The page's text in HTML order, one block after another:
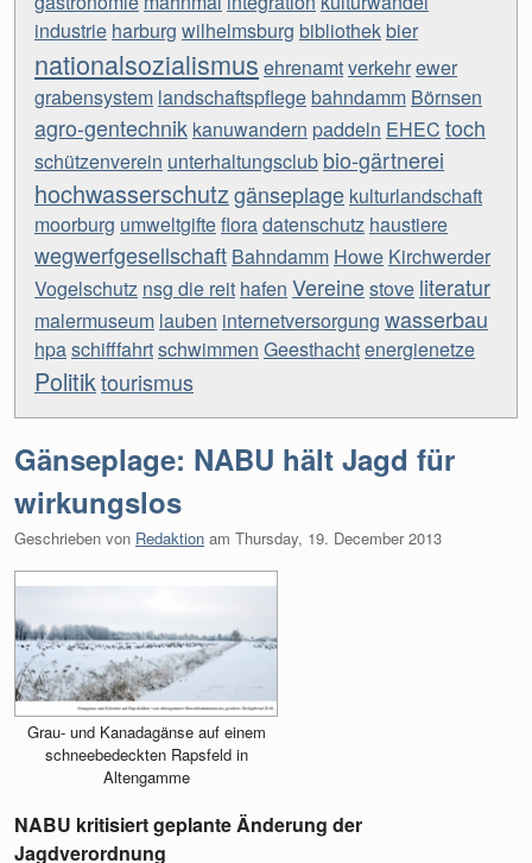
industrie harburg wilhelmsburg bibliothekbier
nationalsozialismus ehrenamtverkehrewer
grabensystem landschaftspflegebahndamm Börnsen
agro-gentechnik kanuwandern paddeln EHEC toch
schützenverein unterhaltungsclub bio-gärtnerei
hochwasserschutzgänseplage kulturlandschaft
moorburg umweltgiftefloradatenschutz haustiere
wegwerfgesellschaft Bahndamm Howe Kirchwerder
Vogelschutz nsg die reit hafen Vereinestove literatur
malermuseum lauben internetversorgung wasserbau
hpaschifffahrtschwimmen Geesthachtenergienetze
Politiktourismus
Gänseplage: NABU hält Jagd für
wirkungslos
Geschrieben von Redaktion am Thursday, 19. December 2013
Grau- und Kanadagänse auf einem
schneebedeckten Rapsfeld in
Altengamme
NABU kritisiert geplante Änderung der
Jagdverordnung